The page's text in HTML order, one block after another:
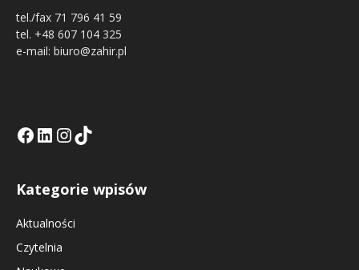
tel./fax 71 796 41 59
tel. +48 607 104 325
e-mail: biuro@zahir.pl
Facebook
LinkedIn
Tik Tok KEInstagramm KE
Kategorie wpisów
Aktualności
Czytelnia